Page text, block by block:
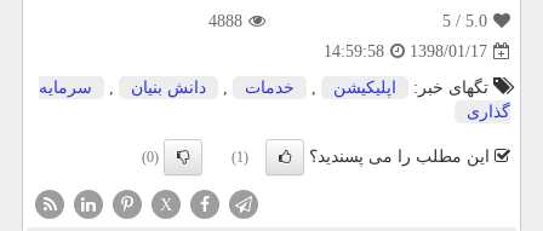
5.0
/ 5
4888
1398/01/17
14:59:58
تگهای خبر:
اپلیكیشن , خدمات , دانش بنیان ,
سرمایه
گذاری
این مطلب را می پسندید؟ (1)
(0)
X